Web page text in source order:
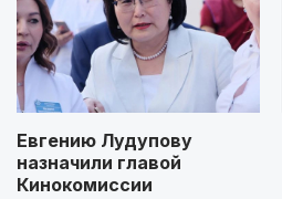
Евгению Лудупову
назначили главой
Кинокомиссии